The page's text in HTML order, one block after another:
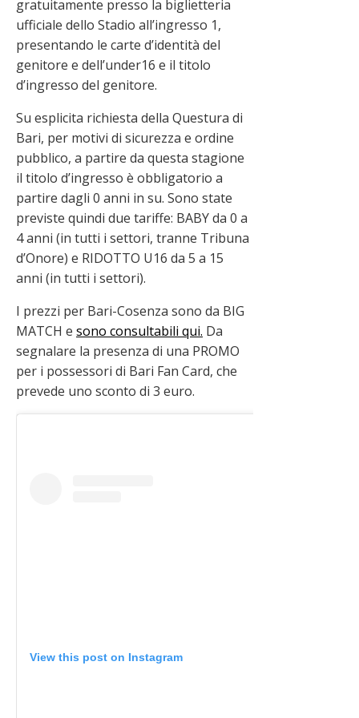
gratuitamente presso la biglietteria
ufficiale dello Stadio all’ingresso 1,
presentando le carte d’identità del
genitore e dell’under16 e il titolo
d’ingresso del genitore.
Su esplicita richiesta della Questura di
Bari, per motivi di sicurezza e ordine
pubblico, a partire da questa stagione
il titolo d’ingresso è obbligatorio a
partire dagli 0 anni in su. Sono state
previste quindi due tariffe: BABY da 0 a
4 anni (in tutti i settori, tranne Tribuna
d’Onore) e RIDOTTO U16 da 5 a 15
anni (in tutti i settori).
I prezzi per Bari-Cosenza sono da BIG
MATCH e sono consultabili qui. Da
segnalare la presenza di una PROMO
per i possessori di Bari Fan Card, che
prevede uno sconto di 3 euro.
View this post on Instagram